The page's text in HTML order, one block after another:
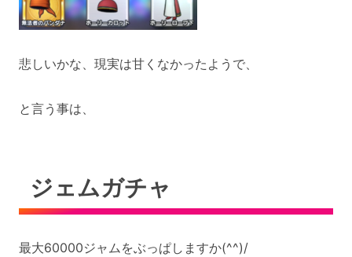
悲しいかな、現実は甘くなかったようで、
と言う事は、
ジェムガチャ
最大60000ジャムをぶっぱしますか(^^)/